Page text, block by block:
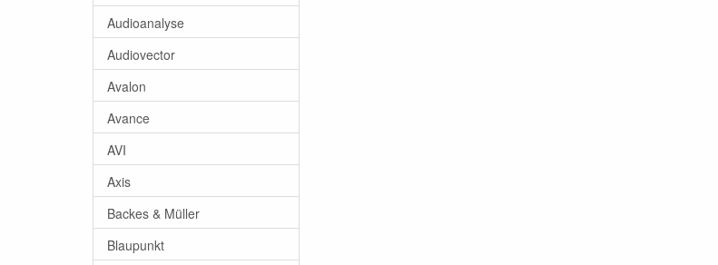
Audioanalyse
Audiovector
Avalon
Avance
AVI
Axis
Backes & Müller
Blaupunkt